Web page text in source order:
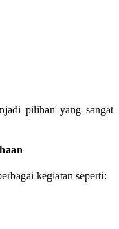
pilihan yang sangat
kegiatan seperti: